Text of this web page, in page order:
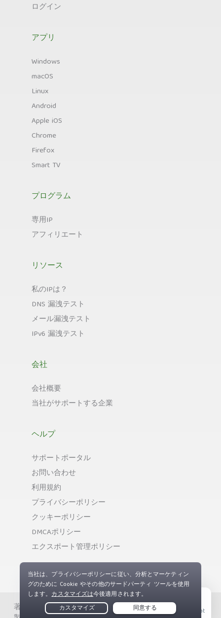
ログイン
アプリ
Windows
macOS
Linux
Android
Apple iOS
Chrome
Firefox
Smart TV
プログラム
専用IP
アフィリエート
リソース
私のIPは？
DNS 漏洩テスト
メール漏洩テスト
IPv6 漏洩テスト
会社
会社概要
当社がサポートする企業
ヘルプ
サポートポータル
お問い合わせ
利用規約
プライバシーポリシー
クッキーポリシー
DMCAポリシー
エクスポート管理ポリシー
著作権 © Private Internet Access, Inc. 無断複写、無断複Live Chat